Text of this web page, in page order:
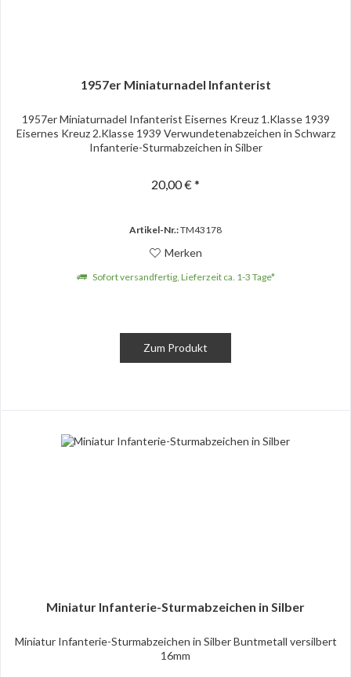
1957er Miniaturnadel Infanterist
1957er Miniaturnadel Infanterist Eisernes Kreuz 1.Klasse 1939
Eisernes Kreuz 2.Klasse 1939 Verwundetenabzeichen in Schwarz
Infanterie-Sturmabzeichen in Silber
20,00 € *
Artikel-Nr.:TM43178
Merken
Sofort versandfertig, Lieferzeit ca. 1-3 Tage*
Zum Produkt
Miniatur Infanterie-Sturmabzeichen in Silber
Miniatur Infanterie-Sturmabzeichen in Silber Buntmetall versilbert
16mm